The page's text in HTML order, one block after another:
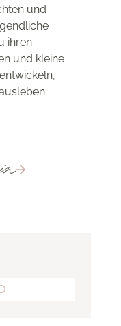
und
ihren
und kleine